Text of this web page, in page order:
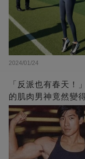
2024/01/24
「反派也有春天！
的肌肉男神竟然變
他的秘密！